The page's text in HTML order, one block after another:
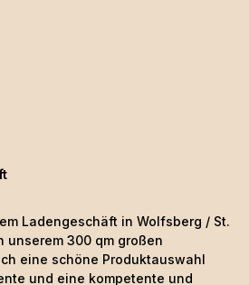
Ladengeschäft in Wolfsberg / St.
unserem 300 qm großen
eine schöne Produktauswahl
und eine kompetente und